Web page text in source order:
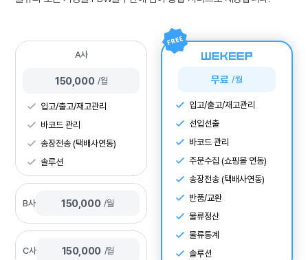
A사
150,000 /월
입고/출고/재고관리
바코드 관리
송장전송 (택배사연동)
솔루션
B사 150,000 /월
무료 /월
입고/출고/재고관리
선입선출
바코드 관리
주문수집 (쇼핑몰 연동)
송장전송 (택배사연동)
반품/교환
물류정산
물류통계
솔루션
C사 150,000 /월